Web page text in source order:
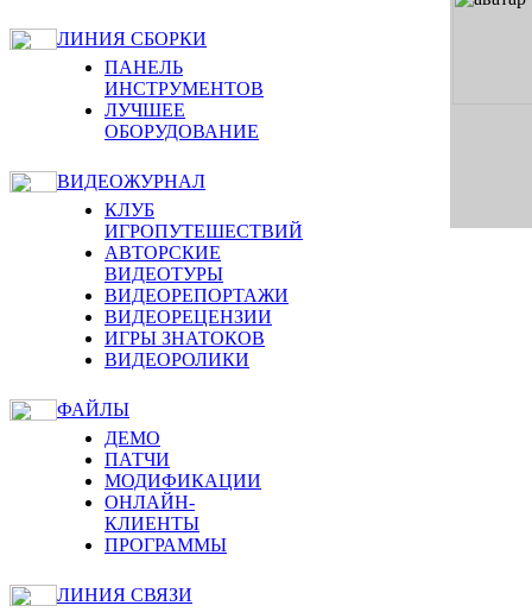
ЛИНИЯ СБОРКИ
ПАНЕЛЬ
ИНСТРУМЕНТОВ
ЛУЧШЕЕ
ОБОРУДОВАНИЕ
ВИДЕОЖУРНАЛ
КЛУБ
ИГРОПУТЕШЕСТВИЙ
АВТОРСКИЕ
ВИДЕОТУРЫ
ВИДЕОРЕПОРТАЖИ
ВИДЕОРЕЦЕНЗИИ
ИГРЫ ЗНАТОКОВ
ВИДЕОРОЛИКИ
ФАЙЛЫ
ДЕМО
ПАТЧИ
МОДИФИКАЦИИ
ОНЛАЙН-
КЛИЕНТЫ
ПРОГРАММЫ
ЛИНИЯ СВЯЗИ